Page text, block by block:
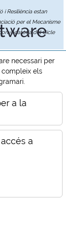
i Resiliència estan
per el Mecanisme
del Cicle
necessari per
compleix els
a la
a